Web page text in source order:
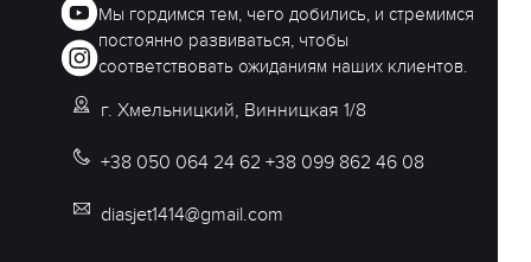
Мы гордимся тем, чего добились, и стремимся
постоянно развиваться, чтобы
соответствовать ожиданиям наших клиентов.
г. Хмельницкий, Винницкая 1/8
+38 050 064 24 62 +38 099 862 46 08
diasjet1414@gmail.com